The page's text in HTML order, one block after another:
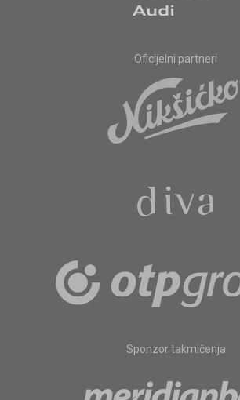
Oficijelni partneri
Sponzor takmičenja